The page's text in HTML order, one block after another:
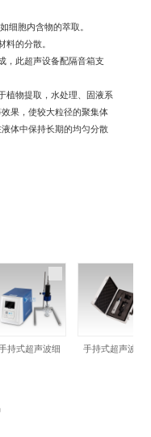
细胞内含物的萃取。
料的分散。
，此超声设备配隔音箱支
植物提取，水处理、固液系
果，使较大粒径的聚集体
体中保持长期的均匀分散
机持式超声波细胞粉碎机手持式超声波破